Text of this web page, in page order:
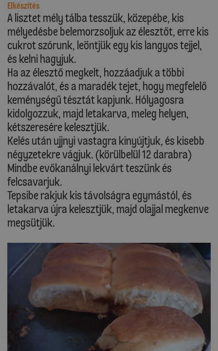
Elkészítés
A lisztet mély tálba tesszük, közepébe, kis
mélyedésbe belemorzsoljuk az élesztőt, erre kis
cukrot szórunk, leöntjük egy kis langyos tejjel,
és kelni hagyjuk.
Ha az élesztő megkelt, hozzáadjuk a többi
hozzávalót, és a maradék tejet, hogy megfelelő
keménységű tésztát kapjunk. Hólyagosra
kidolgozzuk, majd letakarva, meleg helyen,
kétszeresére kelesztjük.
Kelés után ujjnyi vastagra kinyújtjuk, és kisebb
négyzetekre vágjuk. (körülbelül 12 darabra)
Mindbe evőkanálnyi lekvárt teszünk és
felcsavarjuk.
Tepsibe rakjuk kis távolságra egymástól, és
letakarva újra kelesztjük, majd olajjal megkenve
megsütjük.